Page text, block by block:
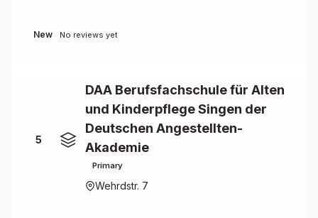
New No reviews yet
5
DAA Berufsfachschule für Alten
und Kinderpflege Singen der
Deutschen Angestellten-
Akademie
Primary
Wehrdstr. 7